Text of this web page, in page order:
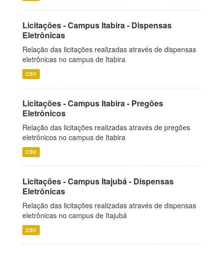
Licitações - Campus Itabira - Dispensas
Eletrônicas
Relação das licitações realizadas através de dispensas
eletrônicas no campus de Itabira
CSV
Licitações - Campus Itabira - Pregões
Eletrônicos
Relação das licitações realizadas através de pregões
eletrônicos no campus de Itabira
CSV
Licitações - Campus Itajubá - Dispensas
Eletrônicas
Relação das licitações realizadas através de dispensas
eletrônicas no campus de Itajubá
CSV